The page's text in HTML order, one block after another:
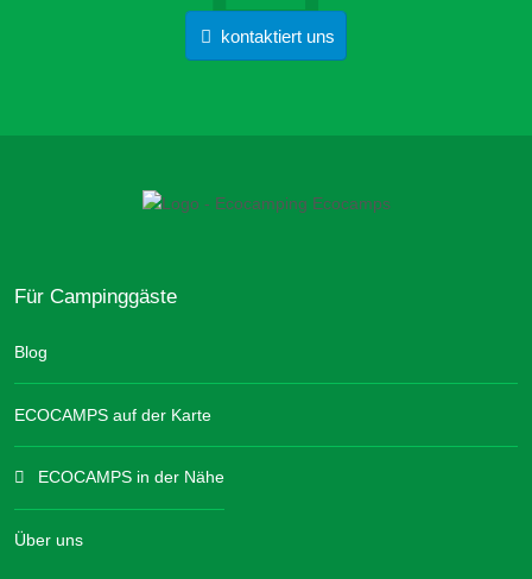
kontaktiert uns
Für Campinggäste
Blog
ECOCAMPS auf der Karte
ECOCAMPS in der Nähe
Über uns